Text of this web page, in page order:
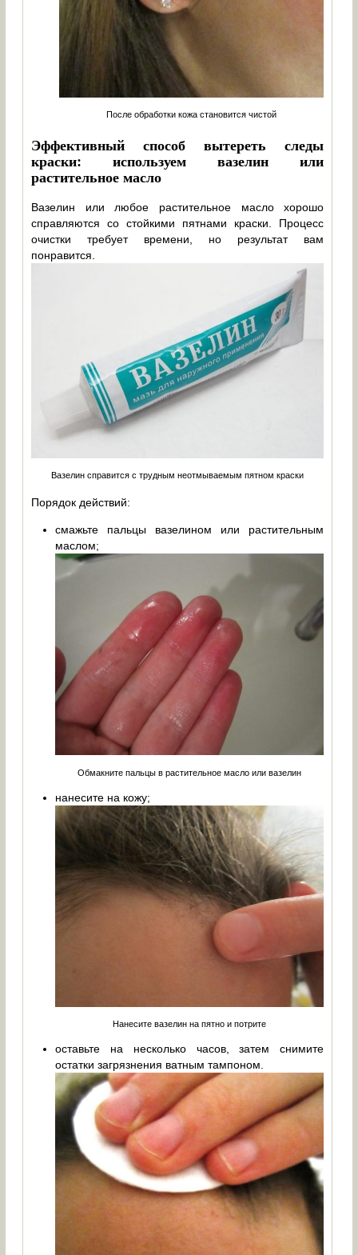
После обработки кожа становится чистой
Эффективный способ вытереть следы
краски: используем вазелин или
растительное масло
Вазелин или любое растительное масло хорошо
справляются со стойкими пятнами краски. Процесс
очистки требует времени, но результат вам
понравится.
Вазелин справится с трудным неотмываемым пятном краски
Порядок действий:
смажьте пальцы вазелином или растительным
маслом;
Обмакните пальцы в растительное масло или вазелин
нанесите на кожу;
Нанесите вазелин на пятно и потрите
оставьте на несколько часов, затем снимите
остатки загрязнения ватным тампоном.